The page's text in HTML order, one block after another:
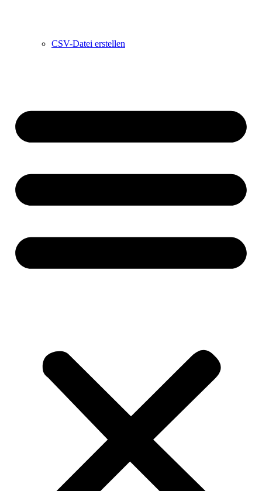
CSV-Datei erstellen